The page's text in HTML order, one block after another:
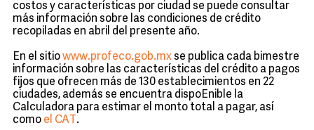
costos y características por ciudad se puede consultar
más información sobre las condiciones de crédito
recopiladas en abril del presente año.
En el sitiowww.profeco.gob.mxse publica cada bimestre
información sobre las características del crédito a pagos
fijos que ofrecen más de 130 establecimientos en 22
ciudades, además se encuentra dispoEnible la
Calculadora para estimar el monto total a pagar, así
como el CAT .